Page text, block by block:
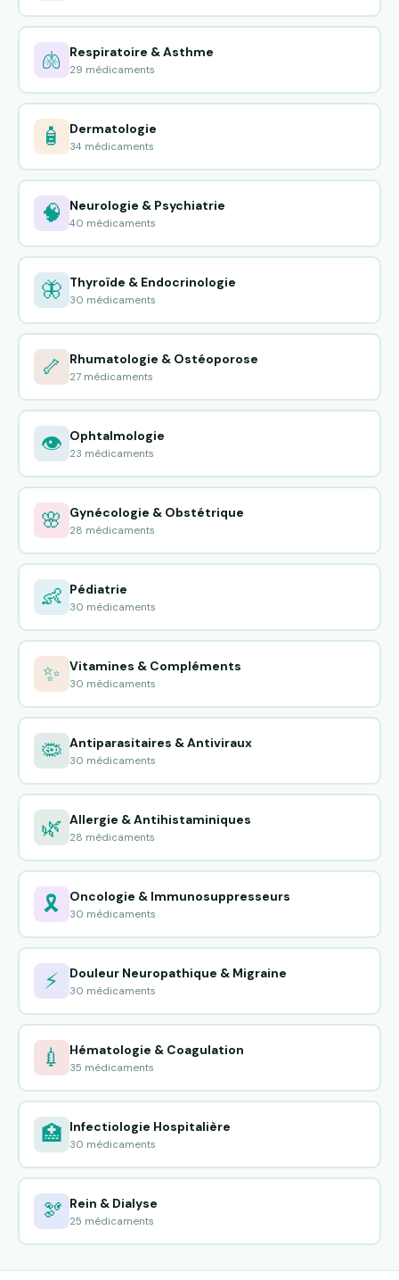
🫁 Respiratoire & Asthme
29 médicaments
🧴 Dermatologie
34 médicaments
🧠 Neurologie & Psychiatrie
40 médicaments
🦋 Thyroïde & Endocrinologie
30 médicaments
🦴 Rhumatologie & Ostéoporose
27 médicaments
👁️ Ophtalmologie
23 médicaments
🌸 Gynécologie & Obstétrique
28 médicaments
👶 Pédiatrie
30 médicaments
✨ Vitamines & Compléments
30 médicaments
🦠 Antiparasitaires & Antiviraux
30 médicaments
🌿 Allergie & Antihistaminiques
28 médicaments
🎗️ Oncologie & Immunosuppresseurs
30 médicaments
⚡ Douleur Neuropathique & Migraine
30 médicaments
💉 Hématologie & Coagulation
35 médicaments
🏥 Infectiologie Hospitalière
30 médicaments
🫘 Rein & Dialyse
25 médicaments